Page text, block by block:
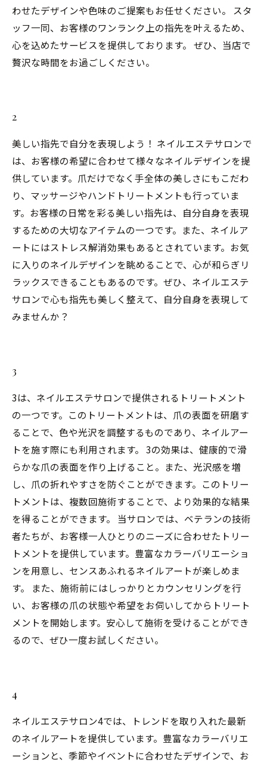
わせたデザインや色味のご提案もお任せください。 スタ
ッフ一同、お客様のワンランク上の指先を叶えるため、
心を込めたサービスを提供しております。 ぜひ、当店で
贅沢な時間をお過ごしください。
2
美しい指先で自分を表現しよう！ ネイルエステサロンで
は、お客様の希望に合わせて様々なネイルデザインを提
供しています。爪だけでなく手全体の美しさにもこだわ
り、マッサージやハンドトリートメントも行っていま
す。お客様の日常を彩る美しい指先は、自分自身を表現
するための大切なアイテムの一つです。また、ネイルア
ートにはストレス解消効果もあるとされています。お気
に入りのネイルデザインを眺めることで、心が和らぎリ
ラックスできることもあるのです。ぜひ、ネイルエステ
サロンで心も指先も美しく整えて、自分自身を表現して
みませんか？
3
3は、ネイルエステサロンで提供されるトリートメント
の一つです。このトリートメントは、爪の表面を研磨す
ることで、色や光沢を調整するものであり、ネイルアー
トを施す際にも利用されます。 3の効果は、健康的で滑
らかな爪の表面を作り上げること。また、光沢感を増
し、爪の折れやすさを防ぐことができます。このトリー
トメントは、複数回施術することで、より効果的な結果
を得ることができます。 当サロンでは、ベテランの技術
者たちが、お客様一人ひとりのニーズに合わせたトリー
トメントを提供しています。豊富なカラーバリエーショ
ンを用意し、センスあふれるネイルアートが楽しめま
す。 また、施術前にはしっかりとカウンセリングを行
い、お客様の爪の状態や希望をお伺いしてからトリート
メントを開始します。安心して施術を受けることができ
るので、ぜひ一度お試しください。
4
ネイルエステサロン4では、トレンドを取り入れた最新
のネイルアートを提供しています。豊富なカラーバリエ
ーションと、季節やイベントに合わせたデザインで、お